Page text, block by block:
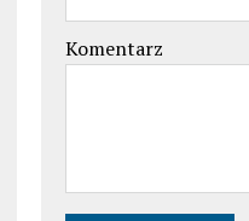
Komentarz